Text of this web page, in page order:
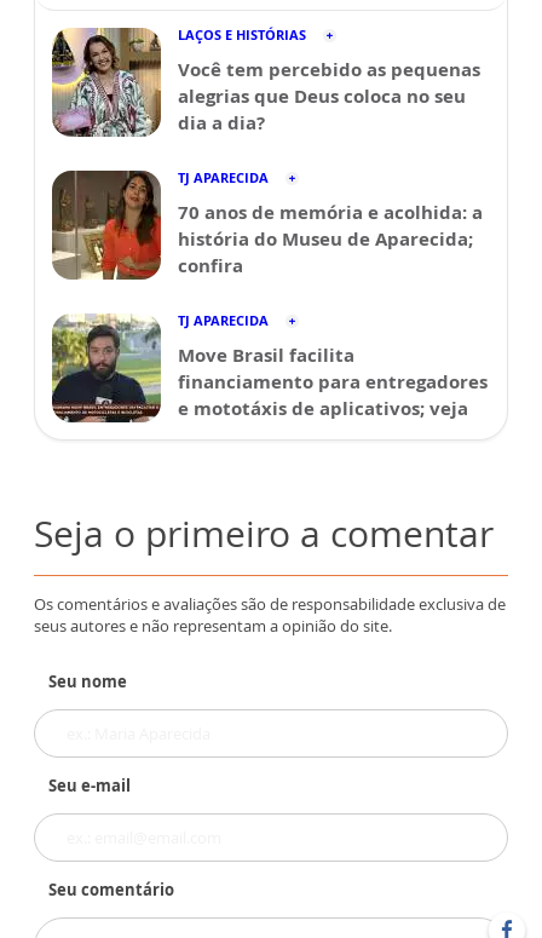
LAÇOS E HISTÓRIAS
Você tem percebido as pequenas
alegrias que Deus coloca no seu
dia a dia?
TJ APARECIDA
70 anos de memória e acolhida: a
história do Museu de Aparecida;
confira
TJ APARECIDA
Move Brasil facilita
financiamento para entregadores
e mototáxis de aplicativos; veja
Seja o primeiro a comentar
Os comentários e avaliações são de responsabilidade exclusiva de
seus autores e não representam a opinião do site.
Seu nome
Seu e-mail
Seu comentário